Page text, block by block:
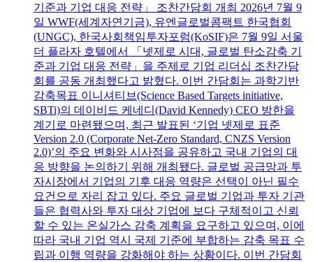
기준과 기업 대응 전략」 조찬간담회 개최 2026년 7월 9
일 WWF(세계자연기금), 유엔글로벌콤팩트 한국협회
(UNGC), 한국사회책임투자포럼(KoSIF)은 7월 9일 서울
더 플라자 호텔에서 「넷제로 시대, 글로벌 탄소감축 기
준과 기업 대응 전략」을 주제로 기업 리더십 조찬간담
회를 공동 개최했다고 밝혔다. 이번 간담회는 과학기반
감축목표 이니셔티브(Science Based Targets initiative,
SBTi)의 데이비드 케네디(David Kennedy) CEO 방한을
계기로 마련됐으며, 최근 발표된 ‘기업 넷제로 표준
Version 2.0 (Corporate Net-Zero Standard, CNZS Version
2.0)’의 주요 변화와 시사점을 공유하고 국내 기업의 대
응 방향을 논의하기 위해 개최됐다. 글로벌 공급망과 투
자시장에서 기업의 기후 대응 역량은 선택이 아닌 필수
요건으로 자리 잡고 있다. 주요 글로벌 기업과 투자 기관
들은 협력사와 투자 대상 기업에 보다 구체적이고 신뢰
할 수 있는 온실가스 감축 계획을 요구하고 있으며, 이에
따라 국내 기업 역시 국제 기준에 부합하는 감축 목표 수
립과 이행 역량을 강화해야 하는 상황이다. 이번 간담회